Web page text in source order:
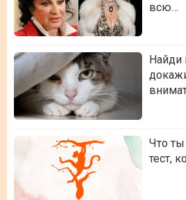
всю…
Найди
Что
тест,